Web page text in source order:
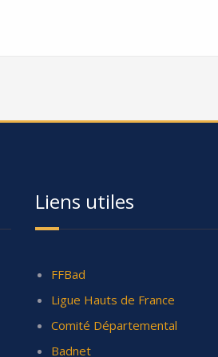
Liens utiles
FFBad
Ligue Hauts de France
Comité Départemental
Badnet